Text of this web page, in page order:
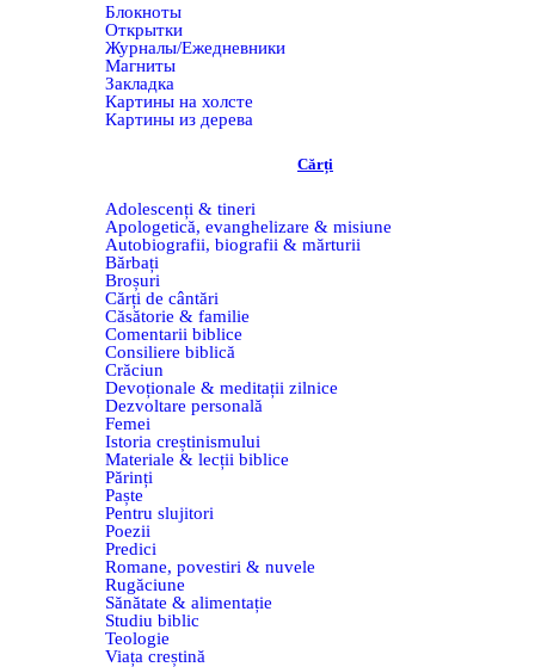
Блокноты
Открытки
Журналы/Ежедневники
Магниты
Закладка
Картины на холсте
Картины из дерева
Cărți
Adolescenți & tineri
Apologetică, evanghelizare & misiune
Autobiografii, biografii & mărturii
Bărbați
Broșuri
Cărți de cântări
Căsătorie & familie
Comentarii biblice
Consiliere biblică
Crăciun
Devoționale & meditații zilnice
Dezvoltare personală
Femei
Istoria creștinismului
Materiale & lecții biblice
Părinți
Paște
Pentru slujitori
Poezii
Predici
Romane, povestiri & nuvele
Rugăciune
Sănătate & alimentație
Studiu biblic
Teologie
Viața creștină